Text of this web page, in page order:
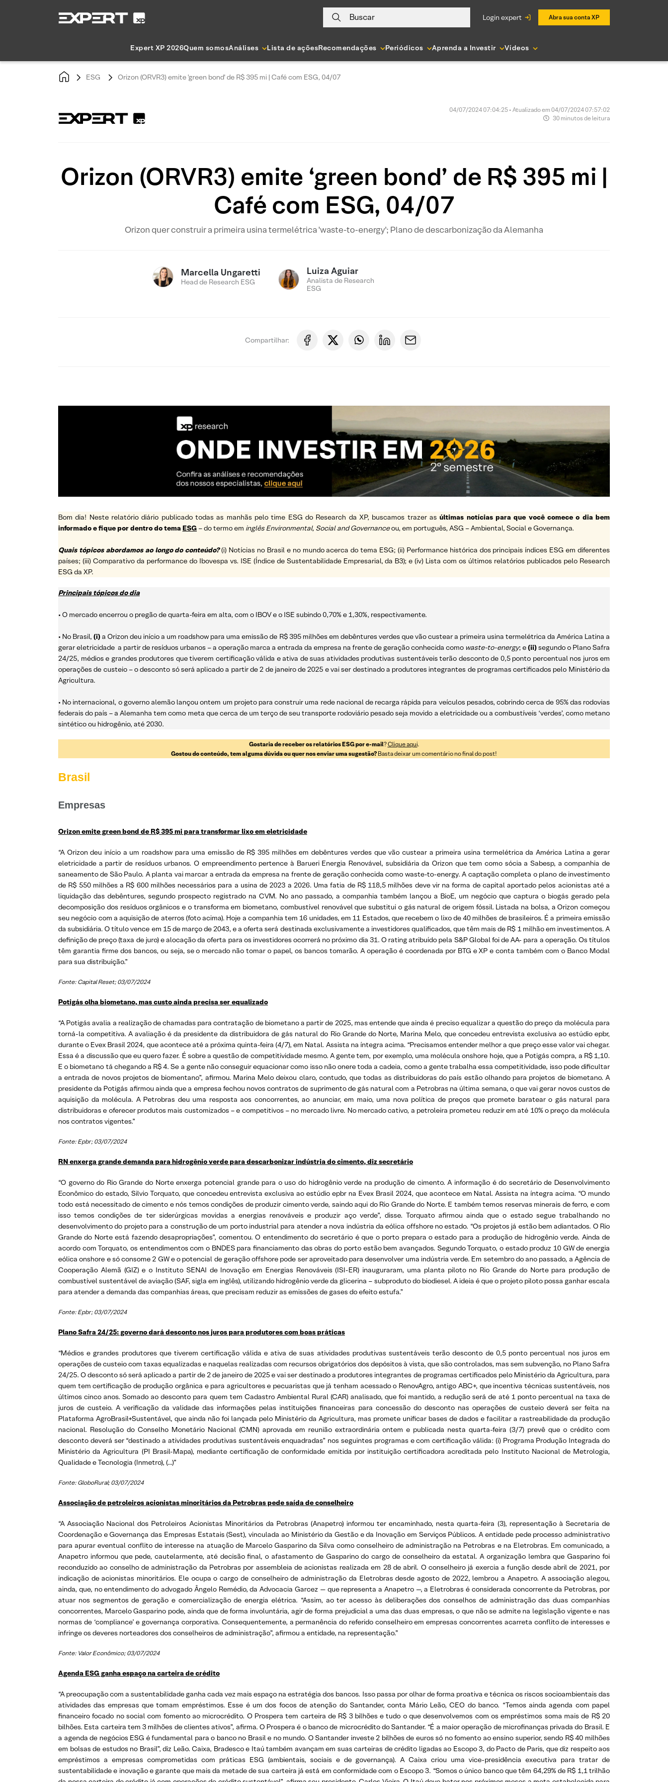
Buscar login expert Abra sua conta XP
Expert XP 2026Quem somosAnálises Lista de açõesRecomendações Periódicos Aprenda a Investir Vídeos
ESG Orizon (ORVR3) emite 'green bond' de R$ 395 mi | Café com ESG, 04/07
04/07/2024 07:04:25 • Atualizado em 04/07/2024 07:57:02
30 minutos de leitura
Orizon (ORVR3) emite ‘green bond’ de R$ 395 mi |
Café com ESG, 04/07
Orizon quer construir a primeira usina termelétrica 'waste-to-energy'; Plano de descarbonização da Alemanha
Marcella Ungaretti
Head de Research ESG
Luiza Aguiar
Analista de Research
ESG
Compartilhar:
Bom dia! Neste relatório diário publicado todas as manhãs pelo time ESG do Research da XP, buscamos trazer asúltimas notícias para que você comece o dia bem
informado e fique por dentro do tema ESG – do termo em inglês Environmental, Social and Governanceou, em português, ASG – Ambiental, Social e Governança.
Quais tópicos abordamos ao longo do conteúdo? (i) Notícias no Brasil e no mundo acerca do tema ESG; (ii) Performance histórica dos principais índices ESG em diferentes
países; (iii) Comparativo da performance do Ibovespa vs. ISE (Índice de Sustentabilidade Empresarial, da B3); e (iv) Lista com os últimos relatórios publicados pelo Research
ESG da XP.
Principais tópicos do dia
• O mercado encerrou o pregão de quarta-feira em alta, com o IBOV e o ISE subindo 0,70% e 1,30%, respectivamente.
• No Brasil,(i)a Orizon deu início a um roadshow para uma emissão de R$ 395 milhões em debêntures verdes que vão custear a primeira usina termelétrica da América Latina a
gerar eletricidade a partir de resíduos urbanos – a operação marca a entrada da empresa na frente de geração conhecida como waste-to-energy; e(ii)segundo o Plano Safra
24/25, médios e grandes produtores que tiverem certificação válida e ativa de suas atividades produtivas sustentáveis terão desconto de 0,5 ponto percentual nos juros em
operações de custeio – o desconto só será aplicado a partir de 2 de janeiro de 2025 e vai ser destinado a produtores integrantes de programas certificados pelo Ministério da
Agricultura.
• No internacional, o governo alemão lançou ontem um projeto para construir uma rede nacional de recarga rápida para veículos pesados, cobrindo cerca de 95% das rodovias
federais do país – a Alemanha tem como meta que cerca de um terço de seu transporte rodoviário pesado seja movido a eletricidade ou a combustíveis ‘verdes’, como metano
sintético ou hidrogênio, até 2030.
Gostaria de receber os relatórios ESG por e-mail?Clique aqui.
Gostou do conteúdo, tem alguma dúvida ou quer nos enviar uma sugestão? Basta deixar um comentário no final do post!
Brasil
Empresas
Orizon emite green bond de R$ 395 mi para transformar lixo em eletricidade
“A Orizon deu início a um roadshow para uma emissão de R$ 395 milhões em debêntures verdes que vão custear a primeira usina termelétrica da América Latina a gerar
eletricidade a partir de resíduos urbanos. O empreendimento pertence à Barueri Energia Renovável, subsidiária da Orizon que tem como sócia a Sabesp, a companhia de
saneamento de São Paulo. A planta vai marcar a entrada da empresa na frente de geração conhecida como waste-to-energy. A captação completa o plano de investimento
de R$ 550 milhões a R$ 600 milhões necessários para a usina de 2023 a 2026. Uma fatia de R$ 118,5 milhões deve vir na forma de capital aportado pelos acionistas até a
liquidação das debêntures, segundo prospecto registrado na CVM. No ano passado, a companhia também lançou a BioE, um negócio que captura o biogás gerado pela
decomposição dos resíduos orgânicos e o transforma em biometano, combustível renovável que substitui o gás natural de origem fóssil. Listada na bolsa, a Orizon começou
seu negócio com a aquisição de aterros (foto acima). Hoje a companhia tem 16 unidades, em 11 Estados, que recebem o lixo de 40 milhões de brasileiros. É a primeira emissão
da subsidiária. O título vence em 15 de março de 2043, e a oferta será destinada exclusivamente a investidores qualificados, que têm mais de R$ 1 milhão em investimentos. A
definição de preço (taxa de juro) e alocação da oferta para os investidores ocorrerá no próximo dia 31. O rating atribuído pela S&P Global foi de AA- para a operação. Os títulos
têm garantia firme dos bancos, ou seja, se o mercado não tomar o papel, os bancos tomarão. A operação é coordenada por BTG e XP e conta também com o Banco Modal
para sua distribuição.”
Fonte: Capital Reset; 03/07/2024
Potigás olha biometano, mas custo ainda precisa ser equalizado
“A Potigás avalia a realização de chamadas para contratação de biometano a partir de 2025, mas entende que ainda é preciso equalizar a questão do preço da molécula para
torná-la competitiva. A avaliação é da presidente da distribuidora de gás natural do Rio Grande do Norte, Marina Melo, que concedeu entrevista exclusiva ao estúdio epbr,
durante o Evex Brasil 2024, que acontece até a próxima quinta-feira (4/7), em Natal. Assista na íntegra acima. “Precisamos entender melhor a que preço esse valor vai chegar.
Essa é a discussão que eu quero fazer. É sobre a questão de competitividade mesmo. A gente tem, por exemplo, uma molécula onshore hoje, que a Potigás compra, a R$ 1,10.
E o biometano tá chegando a R$ 4. Se a gente não conseguir equacionar como isso não onere toda a cadeia, como a gente trabalha essa competitividade, isso pode dificultar
a entrada de novos projetos de biomentano”, afirmou. Marina Melo deixou claro, contudo, que todas as distribuidoras do país estão olhando para projetos de biometano. A
presidente da Potigás afirmou ainda que a empresa fechou novos contratos de suprimento de gás natural com a Petrobras na última semana, o que vai gerar novos custos de
aquisição da molécula. A Petrobras deu uma resposta aos concorrentes, ao anunciar, em maio, uma nova política de preços que promete baratear o gás natural para
distribuidoras e oferecer produtos mais customizados – e competitivos – no mercado livre. No mercado cativo, a petroleira prometeu reduzir em até 10% o preço da molécula
nos contratos vigentes.”
Fonte: Epbr; 03/07/2024
RN enxerga grande demanda para hidrogênio verde para descarbonizar indústria do cimento, diz secretário
“O governo do Rio Grande do Norte enxerga potencial grande para o uso do hidrogênio verde na produção de cimento. A informação é do secretário de Desenvolvimento
Econômico do estado, Silvio Torquato, que concedeu entrevista exclusiva ao estúdio epbr na Evex Brasil 2024, que acontece em Natal. Assista na íntegra acima. “O mundo
todo está necessitado de cimento e nós temos condições de produzir cimento verde, saindo aqui do Rio Grande do Norte. E também temos reservas minerais de ferro, e com
isso temos condições de ter siderúrgicas movidas a energias renováveis e produzir aço verde”, disse. Torquato afirmou ainda que o estado segue trabalhando no
desenvolvimento do projeto para a construção de um porto industrial para atender a nova indústria da eólica offshore no estado. “Os projetos já estão bem adiantados. O Rio
Grande do Norte está fazendo desapropriações”, comentou. O entendimento do secretário é que o porto prepara o estado para a produção de hidrogênio verde. Ainda de
acordo com Torquato, os entendimentos com o BNDES para financiamento das obras do porto estão bem avançados. Segundo Torquato, o estado produz 10 GW de energia
eólica onshore e só consome 2 GW e o potencial de geração offshore pode ser aproveitado para desenvolver uma indústria verde. Em setembro do ano passado, a Agência de
Cooperação Alemã (GIZ) e o Instituto SENAI de Inovação em Energias Renováveis (ISI-ER) inauguraram, uma planta piloto no Rio Grande do Norte para produção de
combustível sustentável de aviação (SAF, sigla em inglês), utilizando hidrogênio verde da glicerina – subproduto do biodiesel. A ideia é que o projeto piloto possa ganhar escala
para atender a demanda das companhias áreas, que precisam reduzir as emissões de gases do efeito estufa.”
Fonte: Epbr; 03/07/2024
Plano Safra 24/25: governo dará desconto nos juros para produtores com boas práticas
“Médios e grandes produtores que tiverem certificação válida e ativa de suas atividades produtivas sustentáveis terão desconto de 0,5 ponto percentual nos juros em
operações de custeio com taxas equalizadas e naquelas realizadas com recursos obrigatórios dos depósitos à vista, que são controlados, mas sem subvenção, no Plano Safra
24/25. O desconto só será aplicado a partir de 2 de janeiro de 2025 e vai ser destinado a produtores integrantes de programas certificados pelo Ministério da Agricultura, para
quem tem certificação de produção orgânica e para agricultores e pecuaristas que já tenham acessado o RenovAgro, antigo ABC+, que incentiva técnicas sustentáveis, nos
últimos cinco anos. Somado ao desconto para quem tem Cadastro Ambiental Rural (CAR) analisado, que foi mantido, a redução será de até 1 ponto percentual na taxa de
juros de custeio. A verificação da validade das informações pelas instituições financeiras para concessão do desconto nas operações de custeio deverá ser feita na
Plataforma AgroBrasil+Sustentável, que ainda não foi lançada pelo Ministério da Agricultura, mas promete unificar bases de dados e facilitar a rastreabilidade da produção
nacional. Resolução do Conselho Monetário Nacional (CMN) aprovada em reunião extraordinária ontem e publicada nesta quarta-feira (3/7) prevê que o crédito com
desconto deverá ser “destinado a atividades produtivas sustentáveis enquadradas” nos seguintes programas e com certificação válida: (i) Programa Produção Integrada do
Ministério da Agricultura (PI Brasil-Mapa), mediante certificação de conformidade emitida por instituição certificadora acreditada pelo Instituto Nacional de Metrologia,
Qualidade e Tecnologia (Inmetro), (…)”
Fonte: GloboRural; 03/07/2024
Associação de petroleiros acionistas minoritários da Petrobras pede saída de conselheiro
“A Associação Nacional dos Petroleiros Acionistas Minoritários da Petrobras (Anapetro) informou ter encaminhado, nesta quarta-feira (3), representação à Secretaria de
Coordenação e Governança das Empresas Estatais (Sest), vinculada ao Ministério da Gestão e da Inovação em Serviços Públicos. A entidade pede processo administrativo
para apurar eventual conflito de interesse na atuação de Marcelo Gasparino da Silva como conselheiro de administração na Petrobras e na Eletrobras. Em comunicado, a
Anapetro informou que pede, cautelarmente, até decisão final, o afastamento de Gasparino do cargo de conselheiro da estatal. A organização lembra que Gasparino foi
reconduzido ao conselho de administração da Petrobras por assembleia de acionistas realizada em 28 de abril. O conselheiro já exercia a função desde abril de 2021, por
indicação de acionistas minoritários. Ele ocupa o cargo de conselheiro de administração da Eletrobras desde agosto de 2022, lembrou a Anapetro. A associação alegou,
ainda, que, no entendimento do advogado Ângelo Remédio, da Advocacia Garcez — que representa a Anapetro —, a Eletrobras é considerada concorrente da Petrobras, por
atuar nos segmentos de geração e comercialização de energia elétrica. “Assim, ao ter acesso às deliberações dos conselhos de administração das duas companhias
concorrentes, Marcelo Gasparino pode, ainda que de forma involuntária, agir de forma prejudicial a uma das duas empresas, o que não se admite na legislação vigente e nas
normas de ‘compliance’ e governança corporativa. Consequentemente, a permanência do referido conselheiro em empresas concorrentes acarreta conflito de interesses e
infringe os deveres norteadores dos conselheiros de administração”, afirmou a entidade, na representação.”
Fonte: Valor Econômico; 03/07/2024
Agenda ESG ganha espaço na carteira de crédito
“A preocupação com a sustentabilidade ganha cada vez mais espaço na estratégia dos bancos. Isso passa por olhar de forma proativa e técnica os riscos socioambientais das
atividades das empresas que tomam empréstimos. Esse é um dos focos de atenção do Santander, conta Mário Leão, CEO do banco. “Temos ainda agenda com papel
financeiro focado no social com fomento ao microcrédito. O Prospera tem carteira de R$ 3 bilhões e tudo o que desenvolvemos com os empréstimos soma mais de R$ 20
bilhões. Esta carteira tem 3 milhões de clientes ativos”, afirma. O Prospera é o banco de microcrédito do Santander. “É a maior operação de microfinanças privada do Brasil. E
a agenda de negócios ESG é fundamental para o banco no Brasil e no mundo. O Santander investe 2 bilhões de euros só no fomento ao ensino superior, sendo R$ 40 milhões
em bolsas de estudos no Brasil”, diz Leão. Caixa, Bradesco e Itaú também avançam em suas carteiras de crédito ligadas ao Escopo 3, do Pacto de Paris, que diz respeito aos
empréstimos a empresas comprometidas com práticas ESG (ambientais, sociais e de governança). A Caixa criou uma vice-presidência executiva para tratar de
sustentabilidade e inovação e garante que mais da metade de sua carteira já está em conformidade com o Escopo 3. “Somos o único banco que têm 64,29% de R$ 1,1 trilhão